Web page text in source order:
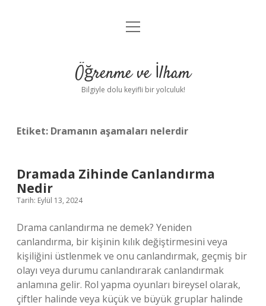
Anasayfa
Yasal Uyarı
menüyü
Öğrenme ve İlham
Bilgiyle dolu keyifli bir yolculuk!
Etiket: Dramanın aşamaları nelerdir
Dramada Zihinde Canlandırma
Nedir
Tarih: Eylül 13, 2024
Drama canlandırma ne demek? Yeniden
canlandırma, bir kişinin kılık değiştirmesini veya
kişiliğini üstlenmek ve onu canlandırmak, geçmiş bir
olayı veya durumu canlandırarak canlandırmak
anlamına gelir. Rol yapma oyunları bireysel olarak,
çiftler halinde veya küçük ve büyük gruplar halinde